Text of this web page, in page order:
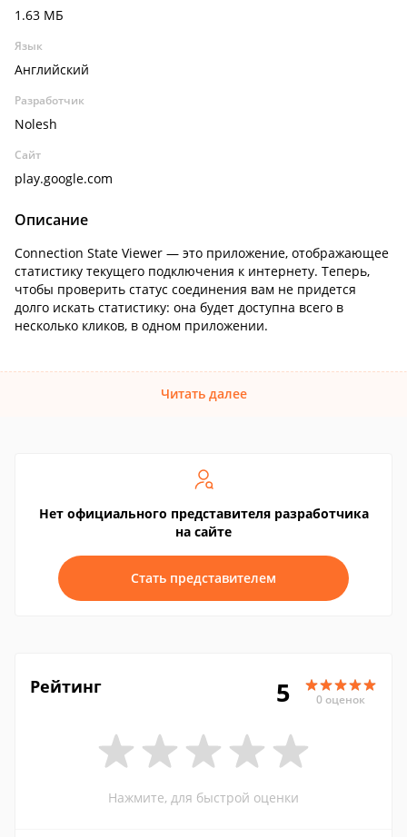
1.63 МБ
Язык
Английский
Разработчик
Nolesh
Сайт
play.google.com
Описание
Connection State Viewer — это приложение, отображающее
статистику текущего подключения к интернету. Теперь,
чтобы проверить статус соединения вам не придется
долго искать статистику: она будет доступна всего в
несколько кликов, в одном приложении.
Читать далее
Нет официального представителя разработчика
на сайте
Стать представителем
Рейтинг 5 0 оценок
Нажмите, для быстрой оценки